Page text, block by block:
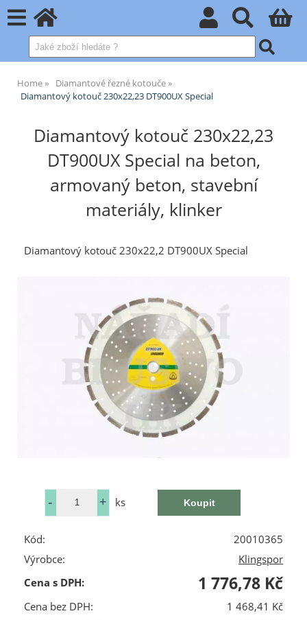
Home
Diamantové řezné kotouče
Diamantový kotouč 230x22,23 DT900UX Special
Diamantový kotouč 230x22,23
DT900UX Special na beton,
armovaný beton, stavební
materiály, klinker
Diamantový kotouč 230x22,2 DT900UX Special
ks
Kód:
20010365
Výrobce:
Klingspor
Cena s DPH:
1 776,78 Kč
Cena bez DPH:
1 468,41 Kč